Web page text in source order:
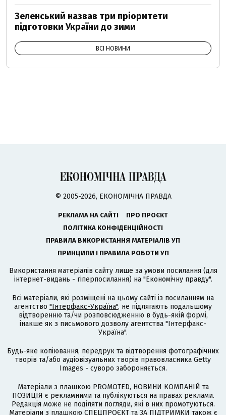
Зеленський назвав три пріоритети
підготовки України до зими
ВСІ НОВИНИ
© 2005-2026, ЕКОНОМІЧНА ПРАВДА
РЕКЛАМА НА САЙТІ
ПРО ПРОЄКТ
ПОЛІТИКА КОНФІДЕНЦІЙНОСТІ
ПРАВИЛА ВИКОРИСТАННЯ МАТЕРІАЛІВ УП
ПРИНЦИПИ І ПРАВИЛА РОБОТИ УП
Використання матеріалів сайту лише за умови посилання (для
інтернет-видань - гіперпосилання) на "Економічну правду".
Всі матеріали, які розміщені на цьому сайті із посиланням на
агентство "Інтерфакс-Україна", не підлягають подальшому
відтворенню та/чи розповсюдженню в будь-якій формі,
інакше як з письмового дозволу агентства "Інтерфакс-
Україна".
Будь-яке копіювання, передрук та відтворення фотографічних
творів та/або аудіовізуальних творів правовласника Getty
Images - суворо забороняється.
Матеріали з плашкою PROMOTED, НОВИНИ КОМПАНІЙ та
ПОЗИЦІЯ є рекламними та публікуються на правах реклами.
Редакція може не поділяти погляди, які в них промотуються.
Матеріали з плашкою СПЕЦПРОЄКТ та ЗА ПІДТРИМКИ також є